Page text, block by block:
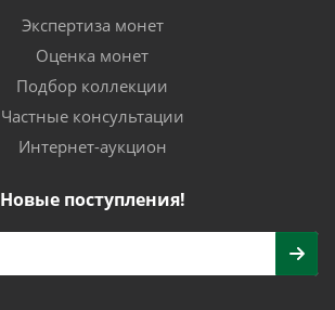
Экспертиза монет
Оценка монет
Подбор коллекции
Частные консультации
Интернет-аукцион
Новые поступления!